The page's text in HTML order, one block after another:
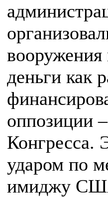
деньги как
оппозиции
Конгресса.
ударом по
имиджу